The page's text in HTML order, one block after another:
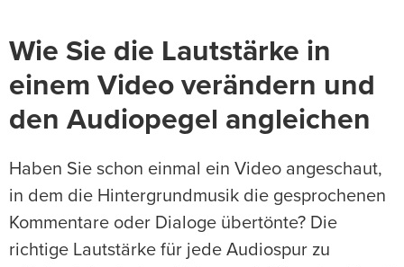
Wie Sie die Lautstärke in
einem Video verändern und
den Audiopegel angleichen
Haben Sie schon einmal ein Video angeschaut,
in dem die Hintergrundmusik die gesprochenen
Kommentare oder Dialoge übertönte? Die
richtige Lautstärke für jede Audiospur zu